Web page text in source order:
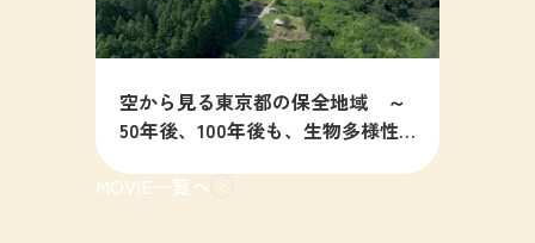
空から見る東京都の保全地域 ～
50年後、100年後も、生物多様性
MOVIE一覧へ